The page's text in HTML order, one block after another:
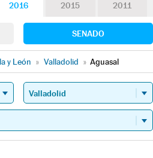
2016 2015 2011
SENADO
y León » Valladolid » Aguasal